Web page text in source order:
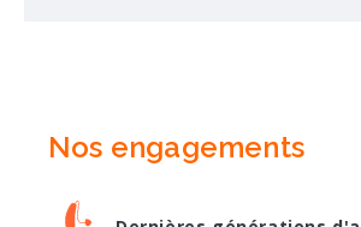
Nos engagements